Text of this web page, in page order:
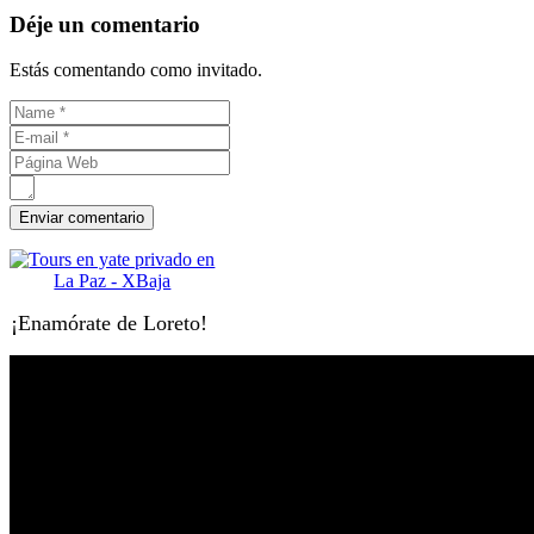
Déje un comentario
Estás comentando como invitado.
¡Enamórate de Loreto!